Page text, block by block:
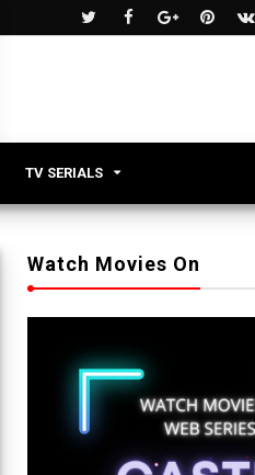
TV SERIALS
Watch Movies On